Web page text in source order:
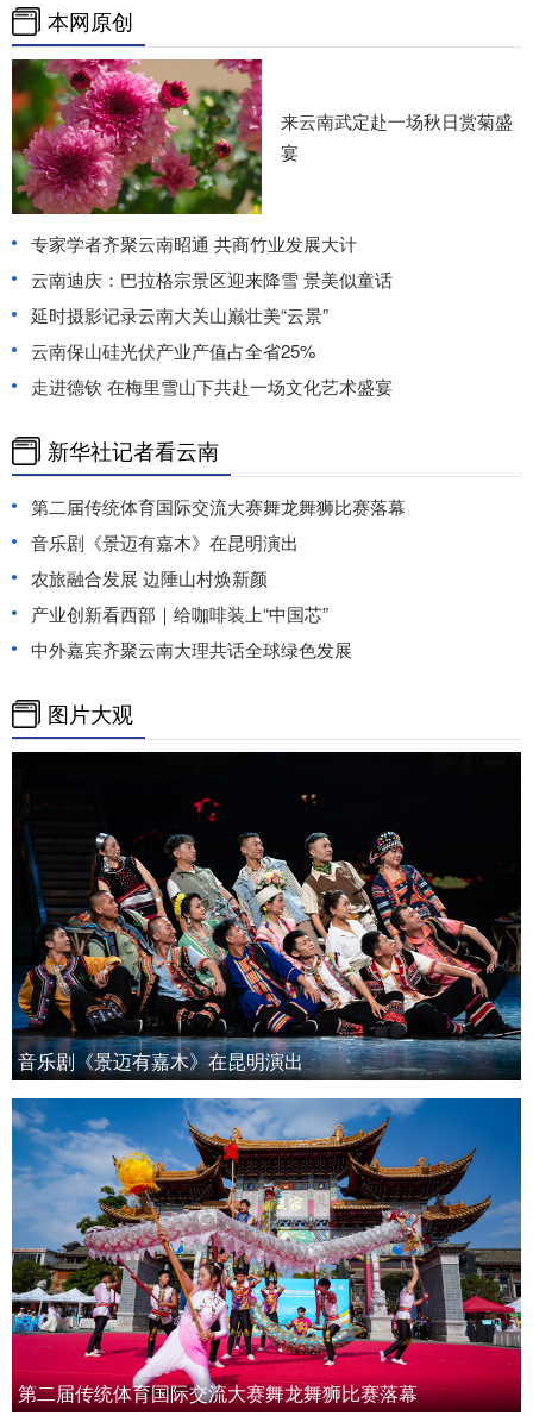
本网原创
来云南武定赴一场秋日赏菊盛
宴
专家学者齐聚云南昭通 共商竹业发展大计
云南迪庆：巴拉格宗景区迎来降雪 景美似童话
延时摄影记录云南大关山巅壮美“云景”
云南保山硅光伏产业产值占全省25%
走进德钦 在梅里雪山下共赴一场文化艺术盛宴
新华社记者看云南
第二届传统体育国际交流大赛舞龙舞狮比赛落幕
音乐剧《景迈有嘉木》在昆明演出
农旅融合发展 边陲山村焕新颜
产业创新看西部｜给咖啡装上“中国芯”
中外嘉宾齐聚云南大理共话全球绿色发展
图片大观
音乐剧《景迈有嘉木》在昆明演出
第二届传统体育国际交流大赛舞龙舞狮比赛落幕